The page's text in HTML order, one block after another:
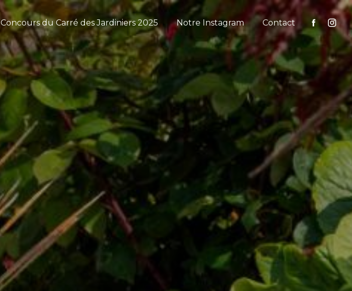
Concours du Carré des Jardiniers 2025 Notre Instagram Contact